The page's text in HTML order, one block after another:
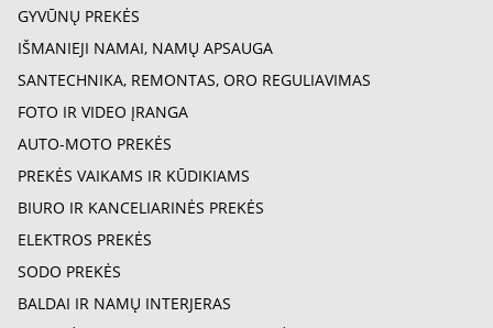
GYVŪNŲ PREKĖS
IŠMANIEJI NAMAI, NAMŲ APSAUGA
SANTECHNIKA, REMONTAS, ORO REGULIAVIMAS
FOTO IR VIDEO ĮRANGA
AUTO-MOTO PREKĖS
PREKĖS VAIKAMS IR KŪDIKIAMS
BIURO IR KANCELIARINĖS PREKĖS
ELEKTROS PREKĖS
SODO PREKĖS
BALDAI IR NAMŲ INTERJERAS